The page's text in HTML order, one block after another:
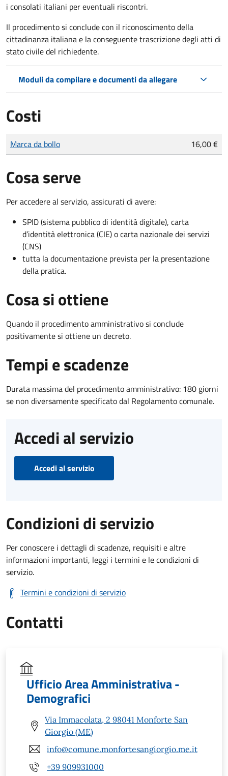
i consolati italiani per eventuali riscontri.
Il procedimento si conclude con il riconoscimento della
cittadinanza italiana e la conseguente trascrizione degli atti di
stato civile del richiedente.
Moduli da compilare e documenti da allegare
Costi
Tipo di pagamento
Importo
Marca da bollo 16,00 €
Cosa serve
Per accedere al servizio, assicurati di avere:
SPID (sistema pubblico di identità digitale), carta
d’identità elettronica (CIE) o carta nazionale dei servizi
(CNS)
tutta la documentazione prevista per la presentazione
della pratica.
Cosa si ottiene
Quando il procedimento amministrativo si conclude
positivamente si ottiene un decreto.
Tempi e scadenze
Durata massima del procedimento amministrativo: 180 giorni
se non diversamente specificato dal Regolamento comunale.
Accedi al servizio
Accedi al servizio
Condizioni di servizio
Per conoscere i dettagli di scadenze, requisiti e altre
informazioni importanti, leggi i termini e le condizioni di
servizio.
Termini e condizioni di servizio
Contatti
Ufficio Area Amministrativa -
Demografici
Via Immacolata, 2 98041 Monforte San
Giorgio (ME)
info@comune.monfortesangiorgio.me.it
+39 909931000